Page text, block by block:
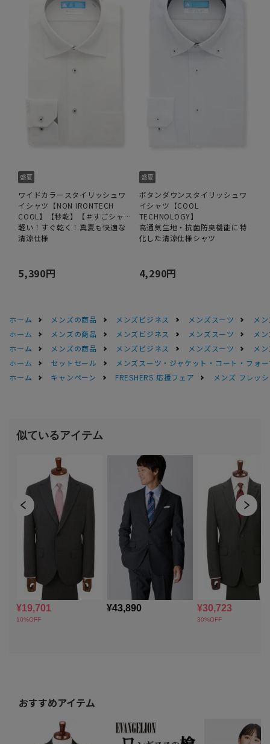
ワイドカラースタイリッシュワ
イシャツ【NON IRONTECH
COOL】【秒乾】【＃すごシャ
ツ】
軽い！すぐ乾く！真夏も快適な
清涼仕様
5,390円
ボタンダウンスタイリッシュワ
イシャツ【COOL
TECHNOLOGY】
高通気生地・抗菌防臭機能に特
化した清涼仕様シャツ
4,290円
ホーム メンズの商品 メンズビジネス メンズスーツ
メ
ホーム
メンズの商品 メンズビジネス メンズスーツ
メ
ホーム
メンズの商品 メンズビジネス メンズスーツ
メ
ホーム
セットセール
メンズスーツ・ジャケット・コート・フォ
ホーム
キャンペーン FRESHERS 応援フェア メンズ フレッ